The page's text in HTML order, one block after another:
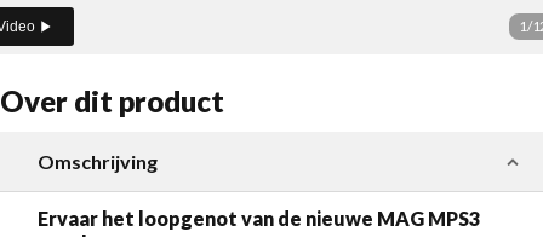
1/
Over dit product
Omschrijving
Ervaar het loopgenot van de nieuwe MAG MPS3